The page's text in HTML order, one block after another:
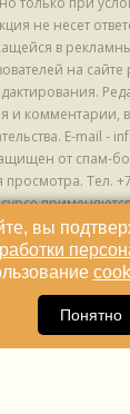
не несет
в
на
и комментарии,
E-mail -
от спам-
просмотра. Tел.
сбора,
вы
Понятно